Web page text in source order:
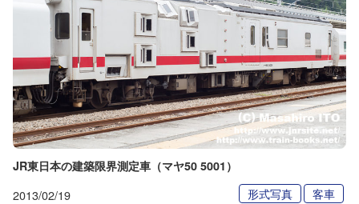
JR東日本の建築限界測定車（マヤ50 5001）
2013/02/19 形式写真 客車